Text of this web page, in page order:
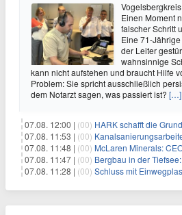
Einen Moment
falscher Schritt
Eine 71-
der Leiter
wahnsinnige
kann nicht aufstehen und braucht Hilfe
Problem: Sie spricht ausschließlich
dem Notarzt sagen, was passiert ist? […]
07.08. 12:00 | (00) HARK schafft die Grundlage für die
07.08. 11:53 | (00)
07.08. 11:48 | (00) McLaren Minerals: CEO Simon
07.08. 11:47 | (00) Bergbau in der Tiefsee:
07.08. 11:28 | (00) Schluss mit Einwegplastik: LifeStraw Go Glass